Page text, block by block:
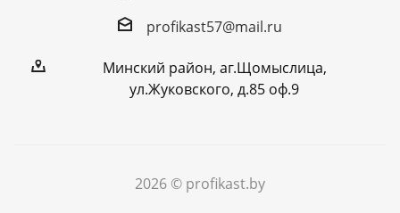
profikast57@mail.ru
Минский район, аг.Щомыслица,
ул.Жуковского, д.85 оф.9
2026 © profikast.by